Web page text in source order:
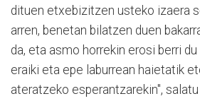
dituen etxebizitzen usteko izaera
arren, benetan bilatzen duen
da, eta asmo horrekin erosi berri
eraiki eta epe laburrean haietatik
ateratzeko esperantzarekin",